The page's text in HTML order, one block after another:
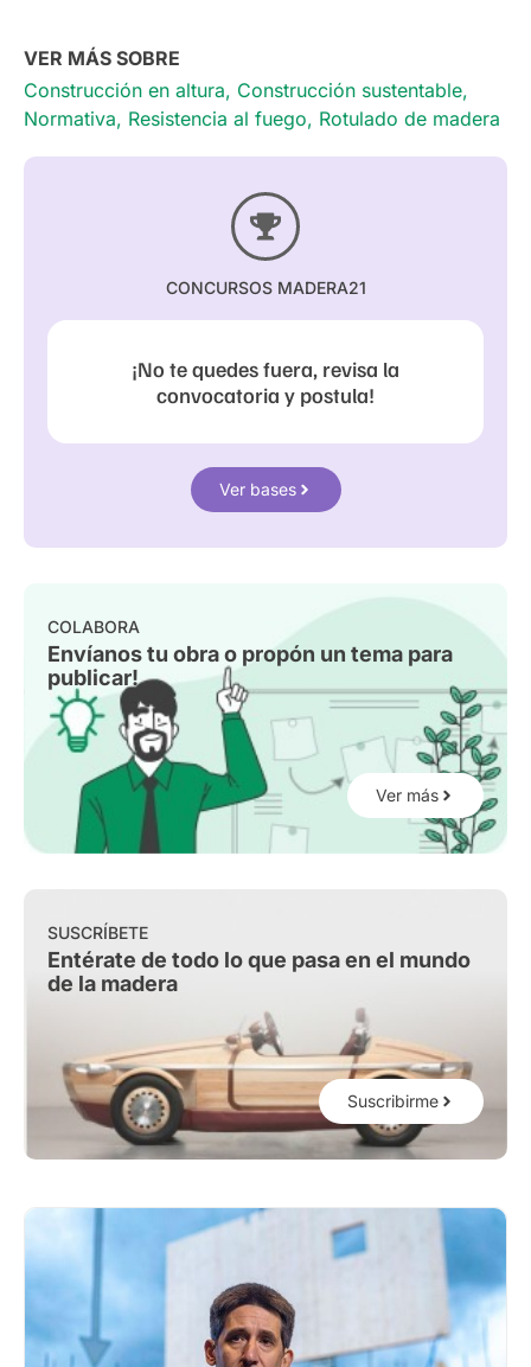
VER MÁS SOBRE
Construcción en altura, Construcción sustentable,
Normativa, Resistencia al fuego, Rotulado de madera
CONCURSOS MADERA21
¡No te quedes fuera, revisa la
convocatoria y postula!
Ver bases
COLABORA
Envíanos tu obra o propón un tema para
publicar!
Ver más
SUSCRÍBETE
Entérate de todo lo que pasa en el mundo
de la madera
Suscribirme